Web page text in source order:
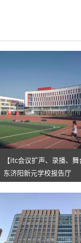
【itc会议扩声、录播、
东济阳新元学校报告厅